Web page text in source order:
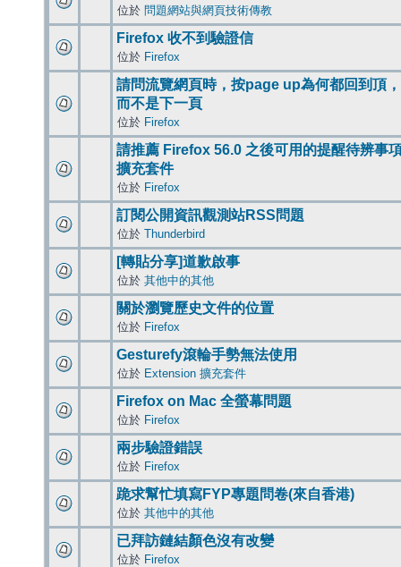
位於 問題網站與網頁技術傳教
Firefox 收不到驗證信
位於 Firefox
請問流覽網頁時，按page up為何都回到頂，
而不是下一頁
位於 Firefox
請推薦 Firefox 56.0 之後可用的提醒待辨事
擴充套件
位於 Firefox
訂閱公開資訊觀測站RSS問題
位於 Thunderbird
[轉貼分享]道歉啟事
位於 其他中的其他
關於瀏覽歷史文件的位置
位於 Firefox
Gesturefy滾輪手勢無法使用
位於 Extension 擴充套件
Firefox on Mac 全螢幕問題
位於 Firefox
兩步驗證錯誤
位於 Firefox
跪求幫忙填寫FYP專題問卷(來自香港)
位於 其他中的其他
已拜訪鏈結顏色沒有改變
位於 Firefox